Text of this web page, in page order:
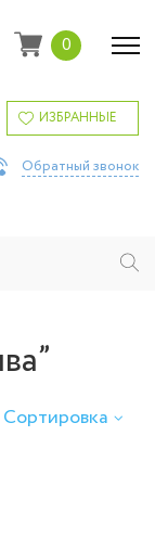
0
ИЗБРАННЫЕ
Обратный звонок
Сортировка